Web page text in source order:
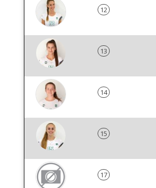
12
13
14
15
17